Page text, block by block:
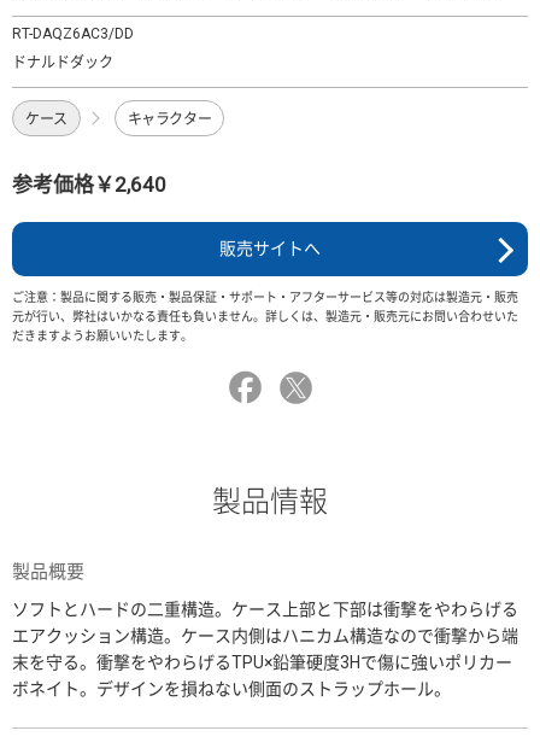
RT-DAQZ6AC3/DD
ドナルドダック
ケース キャラクター
参考価格￥2,640
販売サイトへ
ご注意：製品に関する販売・製品保証・サポート・アフターサービス等の対応は製造元・販売
元が行い、弊社はいかなる責任も負いません。詳しくは、製造元・販売元にお問い合わせいた
だきますようお願いいたします。
製品情報
製品概要
ソフトとハードの二重構造。ケース上部と下部は衝撃をやわらげる
エアクッション構造。ケース内側はハニカム構造なので衝撃から端
末を守る。衝撃をやわらげるTPU×鉛筆硬度3Hで傷に強いポリカー
ボネイト。デザインを損ねない側面のストラップホール。